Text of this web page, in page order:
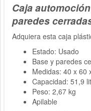
Caja
paredes
Adquiera esta caja
Estado: Usado
Base y paredes
Medidas: 40 x 60
Capacidad: 51,9
Peso: 2,67 kg
Apilable